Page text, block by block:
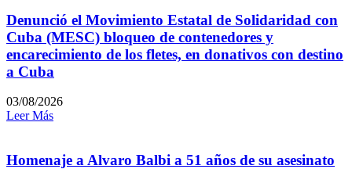
Denunció el Movimiento Estatal de Solidaridad con
Cuba (MESC) bloqueo de contenedores y
encarecimiento de los fletes, en donativos con destino
a Cuba
03/08/2026
Leer Más
Homenaje a Alvaro Balbi a 51 años de su asesinato